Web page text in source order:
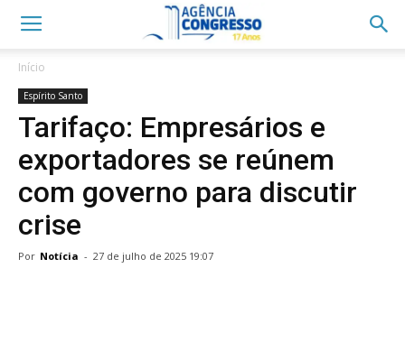
Início
Espírito Santo
Tarifaço: Empresários e
exportadores se reúnem
com governo para discutir
crise
Por Notícia - 27 de julho de 2025 19:07